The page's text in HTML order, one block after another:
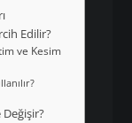
Edilir?
ve Kesim